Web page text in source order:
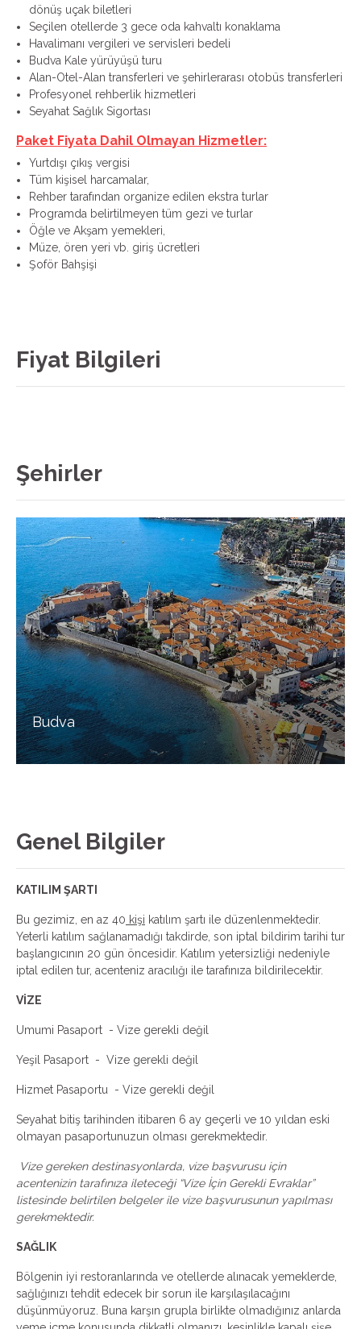
dönüş uçak biletleri
Seçilen otellerde 3 gece oda kahvaltı konaklama
Havalimanı vergileri ve servisleri bedeli
Budva Kale yürüyüşü turu
Alan-Otel-Alan transferleri ve şehirlerarası otobüs transferleri
Profesyonel rehberlik hizmetleri
Seyahat Sağlık Sigortası
Paket Fiyata Dahil Olmayan Hizmetler:
Yurtdışı çıkış vergisi
Tüm kişisel harcamalar,
Rehber tarafından organize edilen ekstra turlar
Programda belirtilmeyen tüm gezi ve turlar
Öğle ve Akşam yemekleri,
Müze, ören yeri vb. giriş ücretleri
Şoför Bahşişi
Fiyat Bilgileri
Şehirler
Budva
Genel Bilgiler
KATILIM ŞARTI
Bu gezimiz, en az 40 kişi katılım şartı ile düzenlenmektedir.
Yeterli katılım sağlanamadığı takdirde, son iptal bildirim tarihi tur
başlangıcının 20 gün öncesidir. Katılım yetersizliği nedeniyle
iptal edilen tur, acenteniz aracılığı ile tarafınıza bildirilecektir.
VİZE
Umumi Pasaport - Vize gerekli değil
Yeşil Pasaport - Vize gerekli değil
Hizmet Pasaportu - Vize gerekli değil
Seyahat bitiş tarihinden itibaren 6 ay geçerli ve 10 yıldan eski
olmayan pasaportunuzun olması gerekmektedir.
Vize gereken destinasyonlarda, vize başvurusu için
acentenizin tarafınıza ileteceği “Vize İçin Gerekli Evraklar”
listesinde belirtilen belgeler ile vize başvurusunun yapılması
gerekmektedir.
SAĞLIK
Bölgenin iyi restoranlarında ve otellerde alınacak yemeklerde,
sağlığınızı tehdit edecek bir sorun ile karşılaşılacağını
düşünmüyoruz. Buna karşın grupla birlikte olmadığınız anlarda